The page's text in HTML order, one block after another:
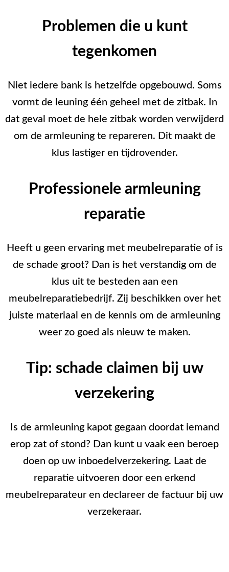
Problemen die u kunt
tegenkomen
Niet iedere bank is hetzelfde opgebouwd. Soms
vormt de leuning één geheel met de zitbak. In
dat geval moet de hele zitbak worden verwijderd
om de armleuning te repareren. Dit maakt de
klus lastiger en tijdrovender.
Professionele armleuning
reparatie
Heeft u geen ervaring met meubelreparatie of is
de schade groot? Dan is het verstandig om de
klus uit te besteden aan een
meubelreparatiebedrijf. Zij beschikken over het
juiste materiaal en de kennis om de armleuning
weer zo goed als nieuw te maken.
Tip: schade claimen bij uw
verzekering
Is de armleuning kapot gegaan doordat iemand
erop zat of stond? Dan kunt u vaak een beroep
doen op uw inboedelverzekering. Laat de
reparatie uitvoeren door een erkend
meubelreparateur en declareer de factuur bij uw
verzekeraar.